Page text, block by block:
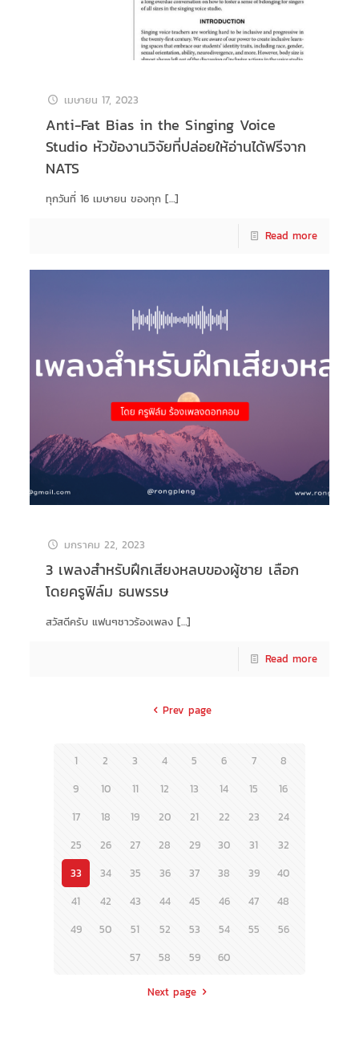
เมษายน 17, 2023
Anti-Fat Bias in the Singing Voice
Studio หัวข้องานวิจัยที่ปล่อยให้อ่านได้ฟรีจาก
NATS
ทุกวันที่ 16 เมษายน ของทุก […]
Read more
มกราคม 22, 2023
3 เพลงสำหรับฝึกเสียงหลบของผู้ชาย เลือก
โดยครูฟิล์ม ธนพรรษ
สวัสดีครับ แฟนๆชาวร้องเพลง[…]
Read more
Prev page
1 2 3 4 5 6 7
8
9
10 11 12 13 14 15
16
17
18 19 20 21 22 23
24
25
26 27 28 29 30 31
32
33
34 35 36 37 38 39
40
41
42 43 44 45 46 47
48
49
50 51 52 53 54 55
56
57
58 59 60
Next page